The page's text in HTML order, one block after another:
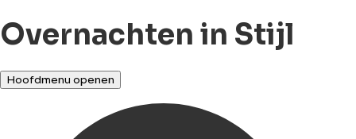
Overnachten in Stijl
Hoofdmenu openen